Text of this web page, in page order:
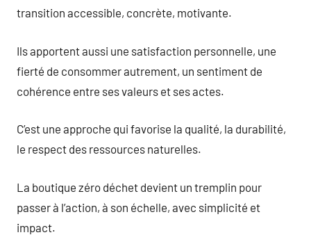
transition accessible, concrète, motivante.
Ils apportent aussi une satisfaction personnelle, une
fierté de consommer autrement, un sentiment de
cohérence entre ses valeurs et ses actes.
C’est une approche qui favorise la qualité, la durabilité,
le respect des ressources naturelles.
La boutique zéro déchet devient un tremplin pour
passer à l’action, à son échelle, avec simplicité et
impact.